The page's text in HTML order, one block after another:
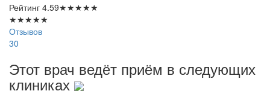
Рейтинг 4.59★★★★★
★★★★★
Отзывов
30
Этот врач ведёт приём в следующих
клиниках